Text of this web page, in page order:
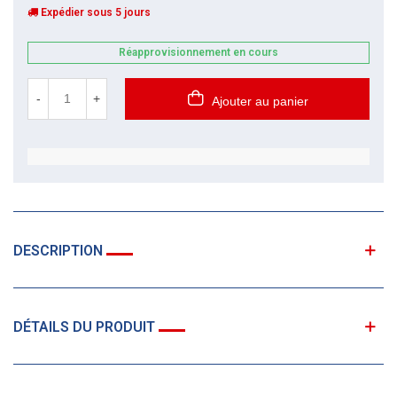
Expédier sous 5 jours
Réapprovisionnement en cours
- + Ajouter au panier
DESCRIPTION
DÉTAILS DU PRODUIT